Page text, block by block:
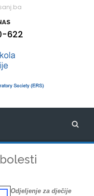
622
Odjeljenje za dječije